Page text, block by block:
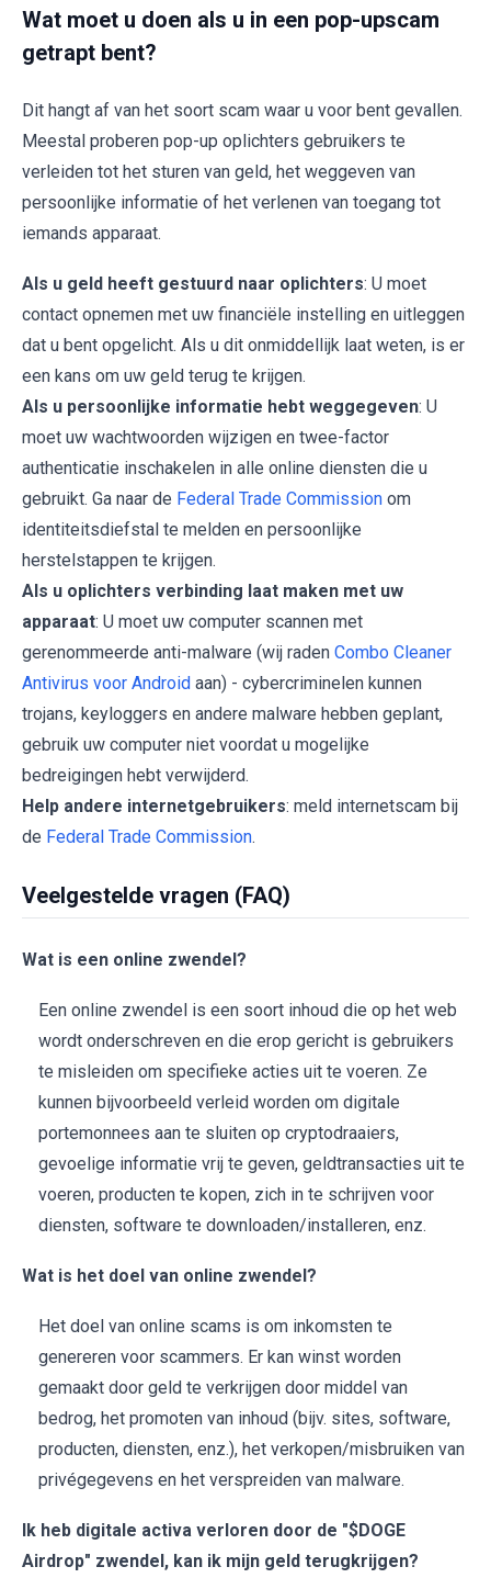
Wat moet u doen als u in een pop-upscam
getrapt bent?
Dit hangt af van het soort scam waar u voor bent gevallen.
Meestal proberen pop-up oplichters gebruikers te
verleiden tot het sturen van geld, het weggeven van
persoonlijke informatie of het verlenen van toegang tot
iemands apparaat.
Als u geld heeft gestuurd naar oplichters: U moet
contact opnemen met uw financiële instelling en uitleggen
dat u bent opgelicht. Als u dit onmiddellijk laat weten, is er
een kans om uw geld terug te krijgen.
Als u persoonlijke informatie hebt weggegeven: U
moet uw wachtwoorden wijzigen en twee-factor
authenticatie inschakelen in alle online diensten die u
gebruikt. Ga naar de Federal Trade Commission om
identiteitsdiefstal te melden en persoonlijke
herstelstappen te krijgen.
Als u oplichters verbinding laat maken met uw
apparaat: U moet uw computer scannen met
gerenommeerde anti-malware (wij raden Combo Cleaner
Antivirus voor Android aan) - cybercriminelen kunnen
trojans, keyloggers en andere malware hebben geplant,
gebruik uw computer niet voordat u mogelijke
bedreigingen hebt verwijderd.
Help andere internetgebruikers: meld internetscam bij
de Federal Trade Commission.
Veelgestelde vragen (FAQ)
Wat is een online zwendel?
Een online zwendel is een soort inhoud die op het web
wordt onderschreven en die erop gericht is gebruikers
te misleiden om specifieke acties uit te voeren. Ze
kunnen bijvoorbeeld verleid worden om digitale
portemonnees aan te sluiten op cryptodraaiers,
gevoelige informatie vrij te geven, geldtransacties uit te
voeren, producten te kopen, zich in te schrijven voor
diensten, software te downloaden/installeren, enz.
Wat is het doel van online zwendel?
Het doel van online scams is om inkomsten te
genereren voor scammers. Er kan winst worden
gemaakt door geld te verkrijgen door middel van
bedrog, het promoten van inhoud (bijv. sites, software,
producten, diensten, enz.), het verkopen/misbruiken van
privégegevens en het verspreiden van malware.
Ik heb digitale activa verloren door de "$DOGE
Airdrop" zwendel, kan ik mijn geld terugkrijgen?